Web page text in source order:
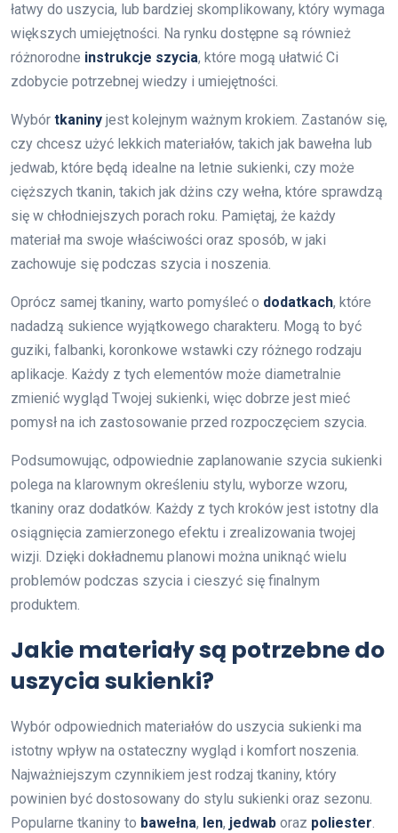
łatwy do uszycia, lub bardziej skomplikowany, który wymaga
większych umiejętności. Na rynku dostępne są również
różnorodne instrukcje szycia, które mogą ułatwić Ci
zdobycie potrzebnej wiedzy i umiejętności.
Wybór tkaniny jest kolejnym ważnym krokiem. Zastanów się,
czy chcesz użyć lekkich materiałów, takich jak bawełna lub
jedwab, które będą idealne na letnie sukienki, czy może
cięższych tkanin, takich jak dżins czy wełna, które sprawdzą
się w chłodniejszych porach roku. Pamiętaj, że każdy
materiał ma swoje właściwości oraz sposób, w jaki
zachowuje się podczas szycia i noszenia.
Oprócz samej tkaniny, warto pomyśleć o dodatkach, które
nadadzą sukience wyjątkowego charakteru. Mogą to być
guziki, falbanki, koronkowe wstawki czy różnego rodzaju
aplikacje. Każdy z tych elementów może diametralnie
zmienić wygląd Twojej sukienki, więc dobrze jest mieć
pomysł na ich zastosowanie przed rozpoczęciem szycia.
Podsumowując, odpowiednie zaplanowanie szycia sukienki
polega na klarownym określeniu stylu, wyborze wzoru,
tkaniny oraz dodatków. Każdy z tych kroków jest istotny dla
osiągnięcia zamierzonego efektu i zrealizowania twojej
wizji. Dzięki dokładnemu planowi można uniknąć wielu
problemów podczas szycia i cieszyć się finalnym
produktem.
Jakie materiały są potrzebne do
uszycia sukienki?
Wybór odpowiednich materiałów do uszycia sukienki ma
istotny wpływ na ostateczny wygląd i komfort noszenia.
Najważniejszym czynnikiem jest rodzaj tkaniny, który
powinien być dostosowany do stylu sukienki oraz sezonu.
Popularne tkaniny to bawełna, len, jedwab oraz poliester.